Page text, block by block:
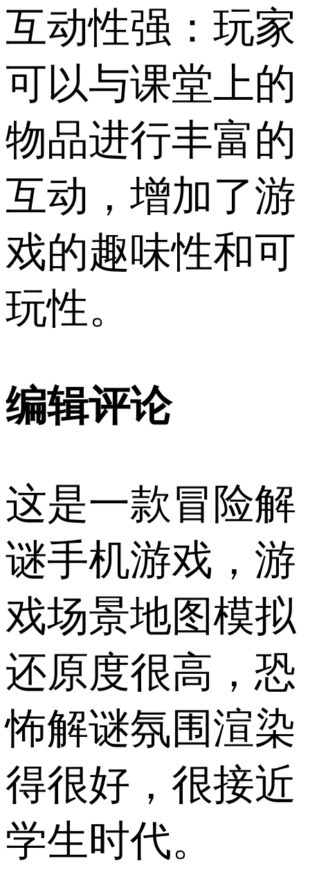
互动性强：玩家
可以与课堂上的
物品进行丰富的
互动，增加了游
戏的趣味性和可
玩性。
编辑评论
这是一款冒险解
谜手机游戏，游
戏场景地图模拟
还原度很高，恐
怖解谜氛围渲染
得很好，很接近
学生时代。